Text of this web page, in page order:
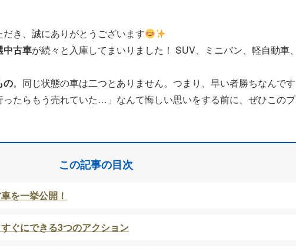
き、誠にありがとうございます
中古車が続々と入庫してまいりました！ SUV、ミニバン、軽自動車
の。同じ状態の車は二つとありません。つまり、早い者勝ちなんです
ったらもう売れていた…」なんて悔しい思いをする前に、ぜひこの
この記事の目次
を一挙公開！
ぐにできる3つのアクション